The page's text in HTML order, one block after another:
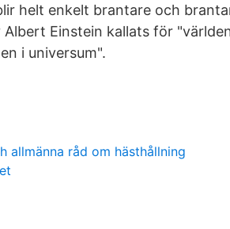
helt enkelt brantare och
Einstein kallats för
i universum".
allmänna råd om hästhållning